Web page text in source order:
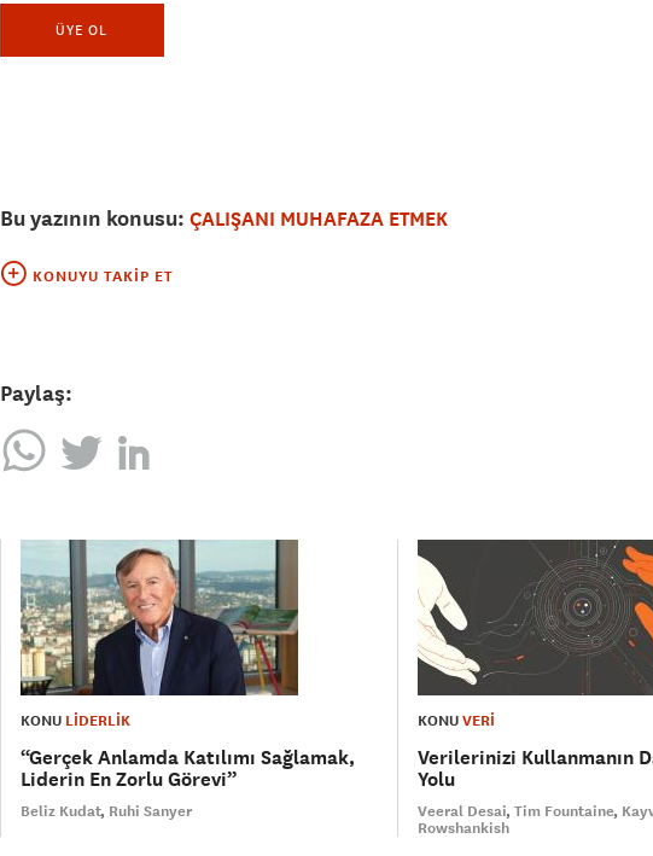
ÜYE OL
Bu yazının konusu: ÇALIŞANI MUHAFAZA ETMEK
KONUYU TAKIP ET
Paylaş:
KONU LİDERLİK
“Gerçek Anlamda Katılımı Sağlamak,
Liderin En Zorlu Görevi”
Beliz Kudat Ruhi Sanyer
KONUVERİ
Verilerinizi Kullanmanın
Yolu
Veeral Desai Tim Fountaine
Rowshankish